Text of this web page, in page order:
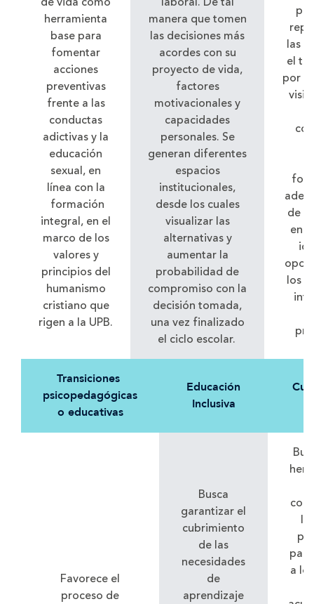
herramienta
base para
fomentar
acciones
preventivas
frente a las
conductas
adictivas y la
educación
sexual, en
línea con la
formación
integral, en el
marco de los
valores y
principios del
humanismo
cristiano que
rigen a la UPB.
manera que tomen
las decisiones más
acordes con su
proyecto de vida,
factores
motivacionales y
capacidades
personales. Se
generan diferentes
espacios
institucionales,
desde los cuales
visualizar las
alternativas y
aumentar la
probabilidad de
compromiso con la
decisión tomada,
una vez finalizado
el ciclo escolar.
las
el
por
de
en
los
Transiciones
psicopedagógicas
o educativas
Educación
Inclusiva
Favorece el
proceso de
Busca
garantizar el
cubrimiento
de las
necesidades
de
aprendizaje
la
a